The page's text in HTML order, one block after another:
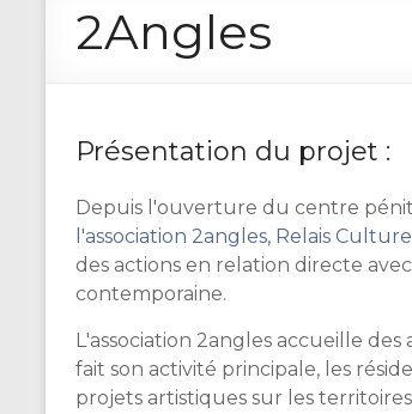
2Angles
Présentation du projet :
Depuis l'ouverture du centre
l'association 2angles, Relais
des actions en relation directe
contemporaine.
L'association 2angles accueille
fait son activité principale, les
projets artistiques sur les